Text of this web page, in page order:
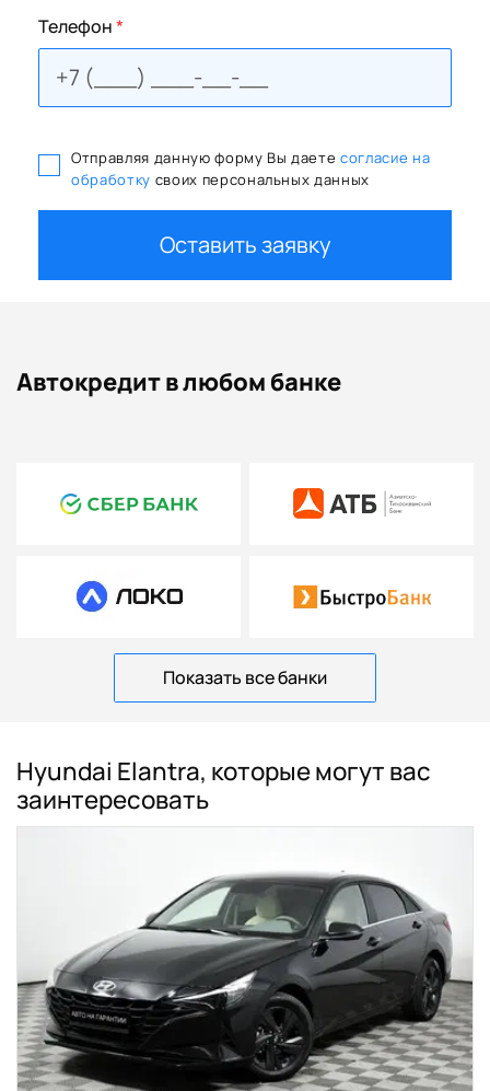
Телефон*
Отправляя данную форму Вы даете согласие на
обработку своих персональных данных
Оставить заявку
Автокредит в любом банке
Показать все банки
Hyundai Elantra, которые могут вас
заинтересовать